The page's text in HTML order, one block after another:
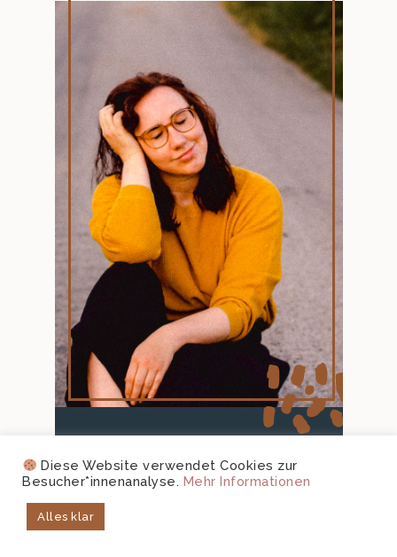
Schön, dass du hier bist!
Ich bin Stef, komme aus Österreich, wo ich
Diese Website verwendet Cookies zur
Besucher*innenanalyse. Mehr Informationen
Alles klar